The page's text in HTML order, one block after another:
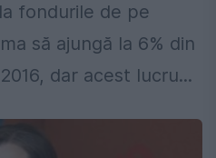
fondurile de pe
să ajungă la 6% din
dar acest lucru...